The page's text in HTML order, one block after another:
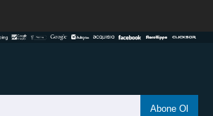
Abone Ol